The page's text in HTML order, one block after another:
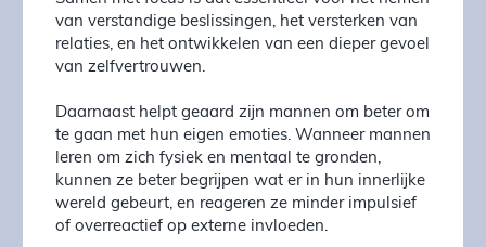
van verstandige beslissingen, het versterken van
relaties, en het ontwikkelen van een dieper gevoel
van zelfvertrouwen.
Daarnaast helpt geaard zijn mannen om beter om
te gaan met hun eigen emoties. Wanneer mannen
leren om zich fysiek en mentaal te gronden,
kunnen ze beter begrijpen wat er in hun innerlijke
wereld gebeurt, en reageren ze minder impulsief
of overreactief op externe invloeden.